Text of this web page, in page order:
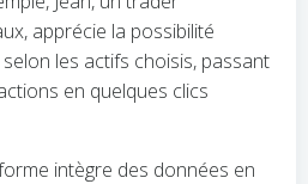
apprécie la possibilité
les actifs choisis, passant
en quelques clics
intègre des données en